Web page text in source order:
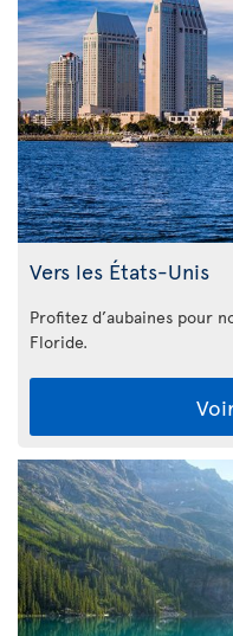
Vers les États-Unis
Profitez d’aubaines pour
Floride.